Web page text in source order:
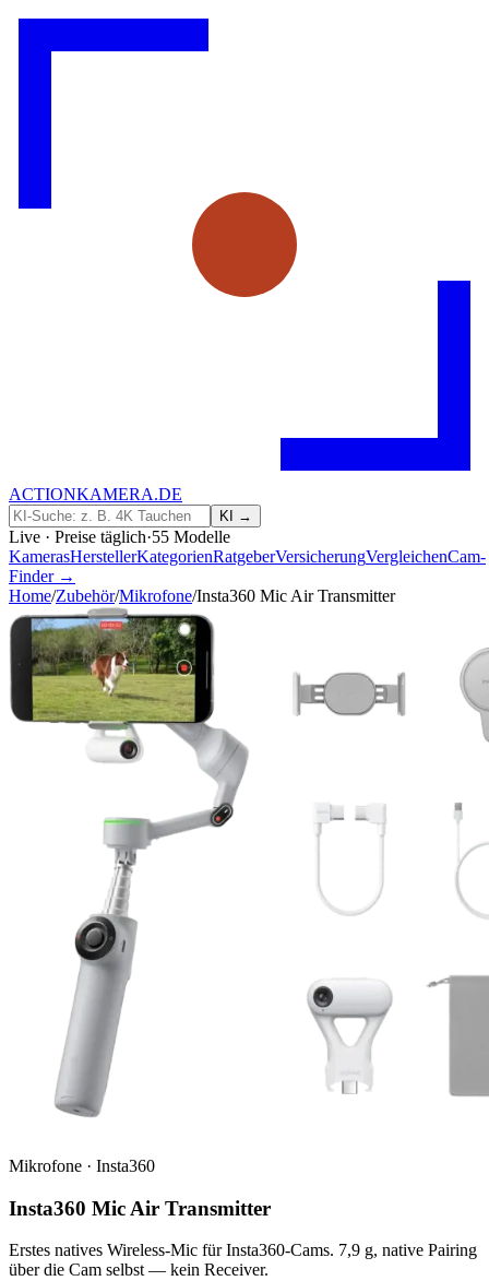
ACTIONKAMERA.DE
KI →
Live · Preise täglich·55 Modelle
KamerasHerstellerKategorienRatgeberVersicherungVergleichenCam-
Finder →
Home/Zubehör/Mikrofone/Insta360 Mic Air Transmitter
Mikrofone · Insta360
Insta360 Mic Air Transmitter
Erstes natives Wireless-Mic für Insta360-Cams. 7,9 g, native Pairing
über die Cam selbst — kein Receiver.